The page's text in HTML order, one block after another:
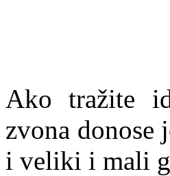
Ako tražite
zvona donose
i veliki i mali